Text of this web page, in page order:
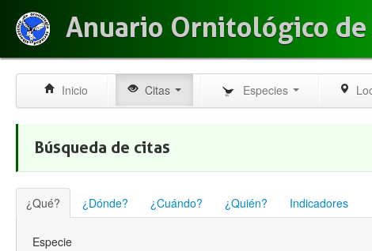
Anuario Ornitológico
Inicio Citas Especies
Búsqueda de citas
¿Qué? ¿Dónde? ¿Cuándo? ¿Quién? Indicadores
Especie